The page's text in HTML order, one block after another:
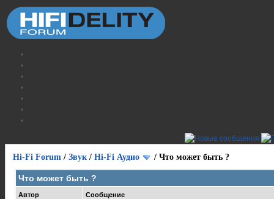
Hi-Fi Forum / Звук / Hi-Fi Аудио / Что может быть ?
Что может быть ?
Автор Сообщение